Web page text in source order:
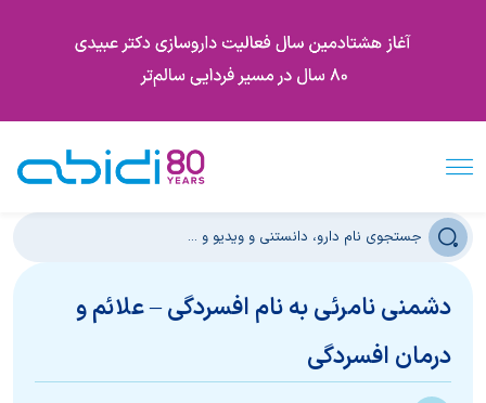
دشمنی نامرئی به نام افسردگی – علائم و
درمان افسردگی